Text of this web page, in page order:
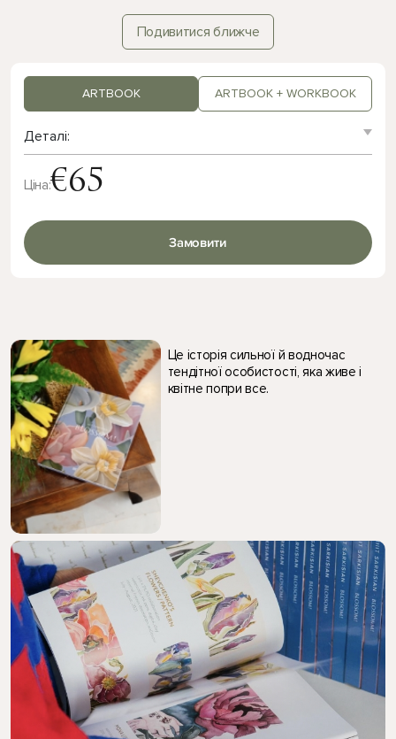
Подивитися ближче
ARTBOOK ARTBOOK + WORKBOOK
Деталі:
Ціна:€65
Замовити
Це історія сильної й водночас
тендітної особистості, яка живе і
квітне попри все.